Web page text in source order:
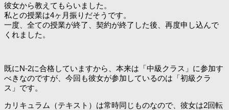
彼女から教えてもらいました。
私との授業は4ヶ月振りだそうです。
一度、全ての授業が終了、契約が終了した後、再度申し込んで
くれました。
既にN-2に合格していますから、本来は「中級クラス」に参加す
べきなのですが、今回も彼女が参加しているのは「初級クラ
ス」です。
カリキュラム（テキスト）は常時同じものなので、彼女は2回転